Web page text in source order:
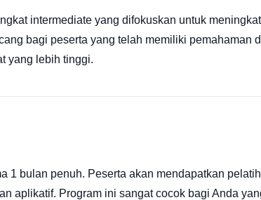
intermediate yang difokuskan untuk
bagi peserta yang telah memiliki pemahaman
yang lebih tinggi.
1 bulan penuh. Peserta akan mendapatkan
aplikatif. Program ini sangat cocok bagi Anda